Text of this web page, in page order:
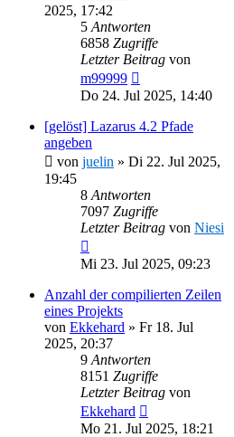
2025, 17:42
5 Antworten
6858 Zugriffe
Letzter Beitrag von
m99999
Do 24. Jul 2025, 14:40
[gelöst] Lazarus 4.2 Pfade
angeben
von juelin » Di 22. Jul 2025,
19:45
8 Antworten
7097 Zugriffe
Letzter Beitrag von Niesi
Mi 23. Jul 2025, 09:23
Anzahl der compilierten Zeilen
eines Projekts
von Ekkehard » Fr 18. Jul
2025, 20:37
9 Antworten
8151 Zugriffe
Letzter Beitrag von
Ekkehard
Mo 21. Jul 2025, 18:21